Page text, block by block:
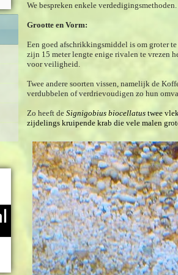
We bespreken enkele verdedigingsmethoden.
Grootte en Vorm:
Een goed afschrikkingsmiddel is om groter
zijn 15 meterlengte enige rivalen te vrezen
voor veiligheid.
Twee andere soorten vissen, namelijk de
verdubbelen of verdrievoudigen zo hun
Zo heeft deSignigobius biocellatus twee
zijdelings kruipende krab die vele malen